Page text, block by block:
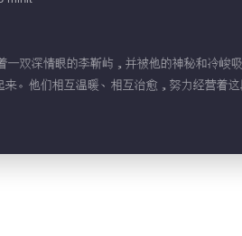
双深情眼的李靳屿，并被他的神秘和冷峻
。他们相互温暖、相互治愈，努力经营着这